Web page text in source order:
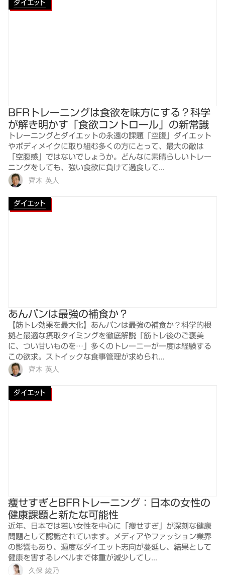
BFRトレーニングは食欲を味方にする？科学
が解き明かす「食欲コントロール」の新常識
トレーニングとダイエットの永遠の課題「空腹」ダイエット
やボディメイクに取り組む多くの方にとって、最大の敵は
「空腹感」ではないでしょうか。どんなに素晴らしいトレー
ニングをしても、強い食欲に負けて過食して...
齊木 英人
ダイエット
あんパンは最強の補食か？
【筋トレ効果を最大化】あんパンは最強の補食か？科学的根
拠と最適な摂取タイミングを徹底解説「筋トレ後のご褒美
に、つい甘いものを…」多くのトレーニーが一度は経験する
この欲求。ストイックな食事管理が求められ...
齊木 英人
ダイエット
痩せすぎとBFRトレーニング：日本の女性の
健康課題と新たな可能性
近年、日本では若い女性を中心に「痩せすぎ」が深刻な健康
問題として認識されています。メディアやファッション業界
の影響もあり、過度なダイエット志向が蔓延し、結果として
健康を害するレベルまで体重が減少してし...
久保 綾乃